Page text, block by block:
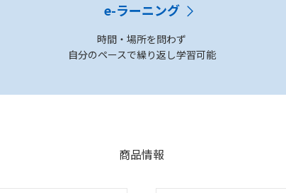
e-ラーニング
時間・場所を問わず
自分のペースで繰り返し学習可能
商品情報